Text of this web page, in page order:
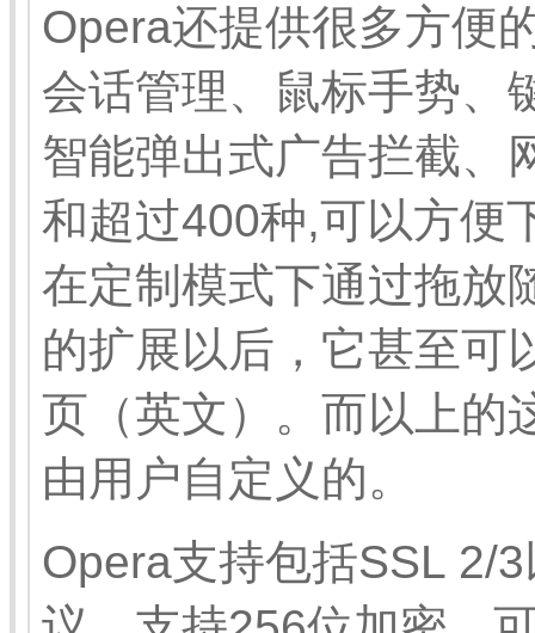
Opera还提供很多方便
会话管理、鼠标手势、
智能弹出式广告拦截、
和超过400种,可以方便
在定制模式下通过拖放
的扩展以后，它甚至可
页（英文）。而以上的
由用户自定义的。
Opera支持包括SSL 2/